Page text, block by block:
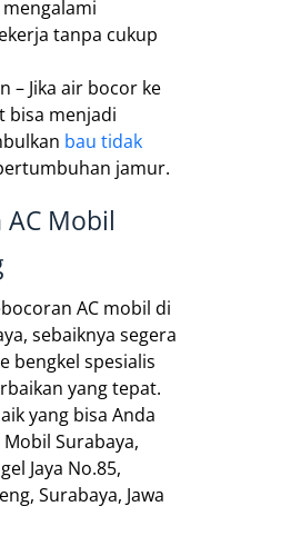
tanpa cukup
– Jika air bocor ke
bisa menjadi
bau tidak
jamur.
Mobil
AC mobil di
sebaiknya segera
bengkel spesialis
yang tepat.
yang bisa Anda
Surabaya,
Jaya No.85,
Surabaya, Jawa